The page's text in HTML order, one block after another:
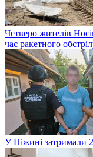
Четверо жителів
час ракетного
У Ніжині затримали